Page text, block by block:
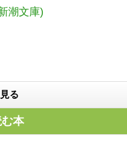
潮文庫)
る
本